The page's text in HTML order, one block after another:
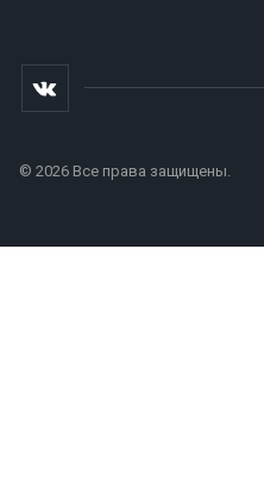
© 2026 Все права защищены.